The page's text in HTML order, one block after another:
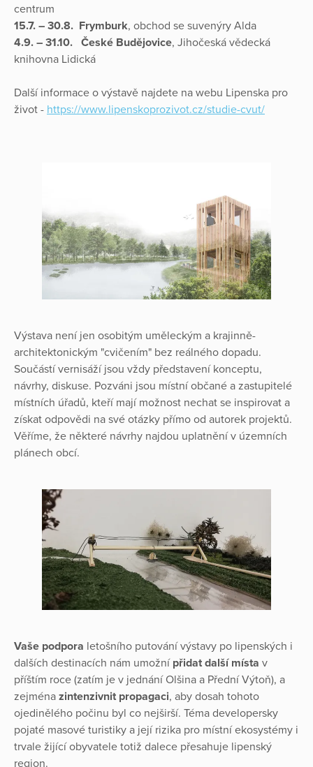
centrum
15.7. – 30.8. Frymburk, obchod se suvenýry Alda
4.9. – 31.10. České Budějovice, Jihočeská vědecká
knihovna Lidická
Další informace o výstavě najdete na webu Lipenska pro
život - https://www.lipenskoprozivot.cz/studie-cvut/
Výstava není jen osobitým uměleckým a krajinně-
architektonickým "cvičením" bez reálného dopadu.
Součástí vernisáží jsou vždy představení konceptu,
návrhy, diskuse. Pozváni jsou místní občané a zastupitelé
místních úřadů, kteří mají možnost nechat se inspirovat a
získat odpovědi na své otázky přímo od autorek projektů.
Věříme, že některé návrhy najdou uplatnění v územních
plánech obcí.
Vaše podpora letošního putování výstavy po lipenských i
dalších destinacích nám umožní přidat další místa v
příštím roce (zatím je v jednání Olšina a Přední Výtoň), a
zejména zintenzivnit propagaci, aby dosah tohoto
ojedinělého počinu byl co nejširší. Téma developersky
pojaté masové turistiky a její rizika pro místní ekosystémy i
trvale žijící obyvatele totiž dalece přesahuje lipenský
region.